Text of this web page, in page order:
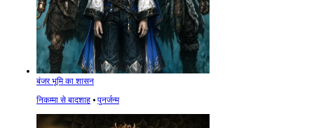
बंजर भूमि का शासन
निकम्मा से बादशाह ⦁ पुनर्जन्म